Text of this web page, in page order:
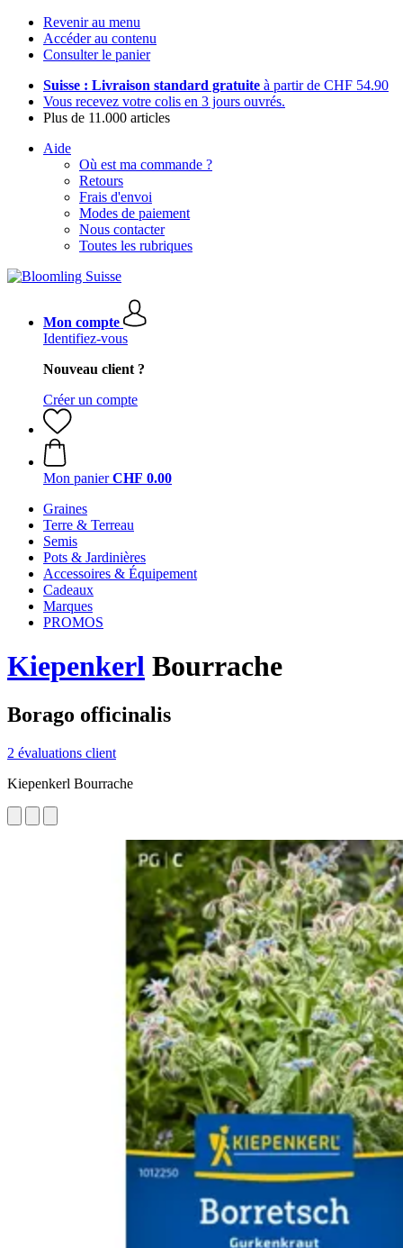
Revenir au menu
Accéder au contenu
Consulter le panier
Suisse : Livraison standard gratuite à partir de CHF 54.90
Vous recevez votre colis en 3 jours ouvrés.
Plus de 11.000 articles
Aide
Où est ma commande ?
Retours
Frais d'envoi
Modes de paiement
Nous contacter
Toutes les rubriques
Mon compte
Identifiez-vous
Nouveau client ?
Créer un compte
Mon panier CHF 0.00
Graines
Terre & Terreau
Semis
Pots & Jardinières
Accessoires & Équipement
Cadeaux
Marques
PROMOS
Kiepenkerl Bourrache
Borago officinalis
2 évaluations client
Kiepenkerl Bourrache